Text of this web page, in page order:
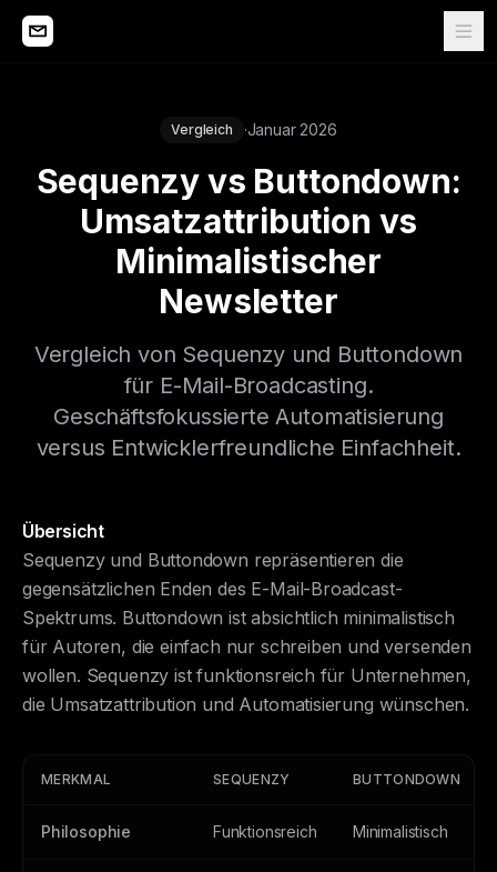
Vergleich ·Januar 2026
Sequenzy vs Buttondown:
Umsatzattribution vs
Minimalistischer
Newsletter
Vergleich von Sequenzy und Buttondown
für E-Mail-Broadcasting.
Geschäftsfokussierte Automatisierung
versus Entwicklerfreundliche Einfachheit.
Übersicht
Sequenzy und Buttondown repräsentieren die
gegensätzlichen Enden des E-Mail-Broadcast-
Spektrums. Buttondown ist absichtlich minimalistisch
für Autoren, die einfach nur schreiben und versenden
wollen. Sequenzy ist funktionsreich für Unternehmen,
die Umsatzattribution und Automatisierung wünschen.
MERKMAL SEQUENZY BUTTONDOWN
Philosophie Funktionsreich Minimalistisch